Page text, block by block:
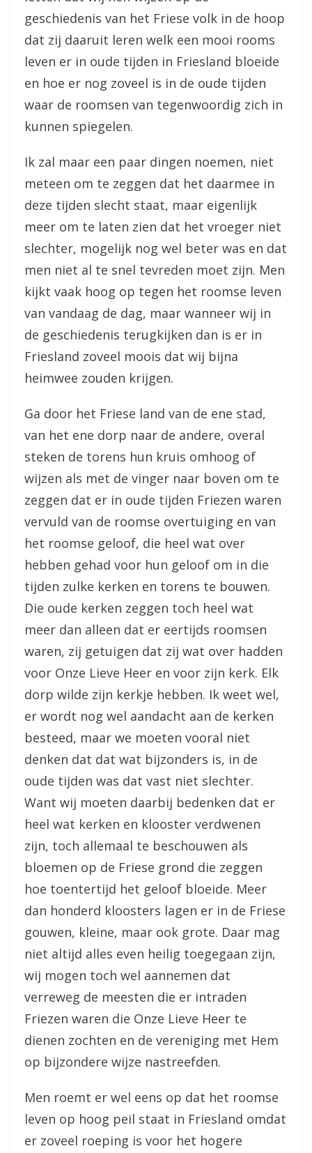
geschiedenis van het Friese volk in de hoop
dat zij daaruit leren welk een mooi rooms
leven er in oude tijden in Friesland bloeide
en hoe er nog zoveel is in de oude tijden
waar de roomsen van tegenwoordig zich in
kunnen spiegelen.
Ik zal maar een paar dingen noemen, niet
meteen om te zeggen dat het daarmee in
deze tijden slecht staat, maar eigenlijk
meer om te laten zien dat het vroeger niet
slechter, mogelijk nog wel beter was en dat
men niet al te snel tevreden moet zijn. Men
kijkt vaak hoog op tegen het roomse leven
van vandaag de dag, maar wanneer wij in
de geschiedenis terugkijken dan is er in
Friesland zoveel moois dat wij bijna
heimwee zouden krijgen.
Ga door het Friese land van de ene stad,
van het ene dorp naar de andere, overal
steken de torens hun kruis omhoog of
wijzen als met de vinger naar boven om te
zeggen dat er in oude tijden Friezen waren
vervuld van de roomse overtuiging en van
het roomse geloof, die heel wat over
hebben gehad voor hun geloof om in die
tijden zulke kerken en torens te bouwen.
Die oude kerken zeggen toch heel wat
meer dan alleen dat er eertijds roomsen
waren, zij getuigen dat zij wat over hadden
voor Onze Lieve Heer en voor zijn kerk. Elk
dorp wilde zijn kerkje hebben. Ik weet wel,
er wordt nog wel aandacht aan de kerken
besteed, maar we moeten vooral niet
denken dat dat wat bijzonders is, in de
oude tijden was dat vast niet slechter.
Want wij moeten daarbij bedenken dat er
heel wat kerken en klooster verdwenen
zijn, toch allemaal te beschouwen als
bloemen op de Friese grond die zeggen
hoe toentertijd het geloof bloeide. Meer
dan honderd kloosters lagen er in de Friese
gouwen, kleine, maar ook grote. Daar mag
niet altijd alles even heilig toegegaan zijn,
wij mogen toch wel aannemen dat
verreweg de meesten die er intraden
Friezen waren die Onze Lieve Heer te
dienen zochten en de vereniging met Hem
op bijzondere wijze nastreefden.
Men roemt er wel eens op dat het roomse
leven op hoog peil staat in Friesland omdat
er zoveel roeping is voor het hogere